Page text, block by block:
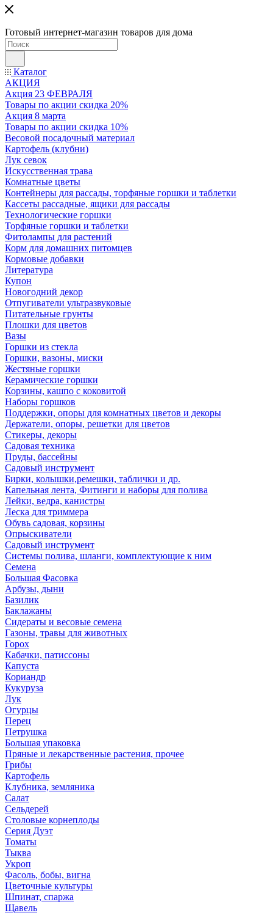
Готовый интернет-магазин товаров для дома
Каталог
АКЦИЯ
Акция 23 ФЕВРАЛЯ
Товары по акции скидка 20%
Акция 8 марта
Товары по акции скидка 10%
Весовой посадочный материал
Картофель (клубни)
Лук севок
Искусственная трава
Комнатные цветы
Контейнеры для рассады, торфяные горшки и таблетки
Кассеты рассадные, ящики для рассады
Технологические горшки
Торфяные горшки и таблетки
Фитолампы для растений
Корм для домашних питомцев
Кормовые добавки
Литература
Купон
Новогодний декор
Отпугиватели ультразвуковые
Питательные грунты
Плошки для цветов
Вазы
Горшки из стекла
Горшки, вазоны, миски
Жестяные горшки
Керамические горшки
Корзины, кашпо с коковитой
Наборы горшков
Поддержки, опоры для комнатных цветов и декоры
Держатели, опоры, решетки для цветов
Стикеры, декоры
Садовая техника
Пруды, бассейны
Садовый инструмент
Бирки, колышки,ремешки, таблички и др.
Капельная лента, Фитинги и наборы для полива
Лейки, ведра, канистры
Леска для триммера
Обувь садовая, корзины
Опрыскиватели
Садовый инструмент
Системы полива, шланги, комплектующие к ним
Семена
Большая Фасовка
Арбузы, дыни
Базилик
Баклажаны
Сидераты и весовые семена
Газоны, травы для животных
Горох
Кабачки, патиссоны
Капуста
Кориандр
Кукуруза
Лук
Огурцы
Перец
Петрушка
Большая упаковка
Пряные и лекарственные растения, прочее
Грибы
Картофель
Клубника, земляника
Салат
Сельдерей
Столовые корнеплоды
Серия Дуэт
Томаты
Тыква
Укроп
Фасоль, бобы, вигна
Цветочные культуры
Шпинат, спаржа
Щавель